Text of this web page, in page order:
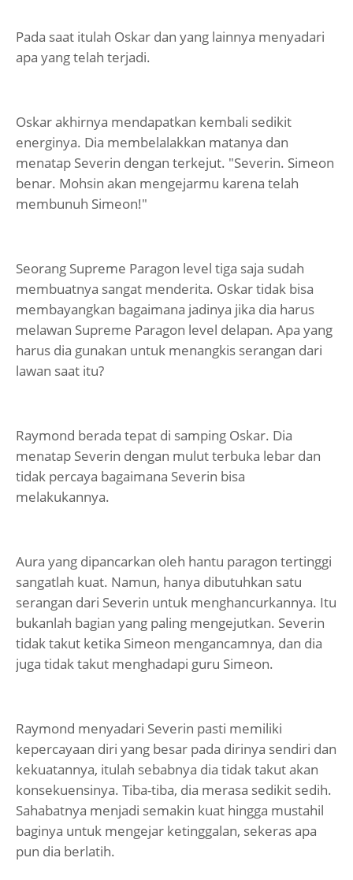
Pada saat itulah Oskar dan yang lainnya menyadari
apa yang telah terjadi.
Oskar akhirnya mendapatkan kembali sedikit
energinya. Dia membelalakkan matanya dan
menatap Severin dengan terkejut. "Severin. Simeon
benar. Mohsin akan mengejarmu karena telah
membunuh Simeon!"
Seorang Supreme Paragon level tiga saja sudah
membuatnya sangat menderita. Oskar tidak bisa
membayangkan bagaimana jadinya jika dia harus
melawan Supreme Paragon level delapan. Apa yang
harus dia gunakan untuk menangkis serangan dari
lawan saat itu?
Raymond berada tepat di samping Oskar. Dia
menatap Severin dengan mulut terbuka lebar dan
tidak percaya bagaimana Severin bisa
melakukannya.
Aura yang dipancarkan oleh hantu paragon tertinggi
sangatlah kuat. Namun, hanya dibutuhkan satu
serangan dari Severin untuk menghancurkannya. Itu
bukanlah bagian yang paling mengejutkan. Severin
tidak takut ketika Simeon mengancamnya, dan dia
juga tidak takut menghadapi guru Simeon.
Raymond menyadari Severin pasti memiliki
kepercayaan diri yang besar pada dirinya sendiri dan
kekuatannya, itulah sebabnya dia tidak takut akan
konsekuensinya. Tiba-tiba, dia merasa sedikit sedih.
Sahabatnya menjadi semakin kuat hingga mustahil
baginya untuk mengejar ketinggalan, sekeras apa
pun dia berlatih.